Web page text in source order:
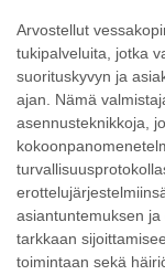
Arvostellut
tukipalveluita, jotka
suorituskyvyn ja
ajan. Nämä
asennusteknikkoja,
asiantuntemuksen
tarkkaan
toimintaan sekä